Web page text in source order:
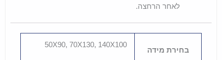
לאחר הרחצה.
בחירת מידה
50X90, 70X130, 140X100